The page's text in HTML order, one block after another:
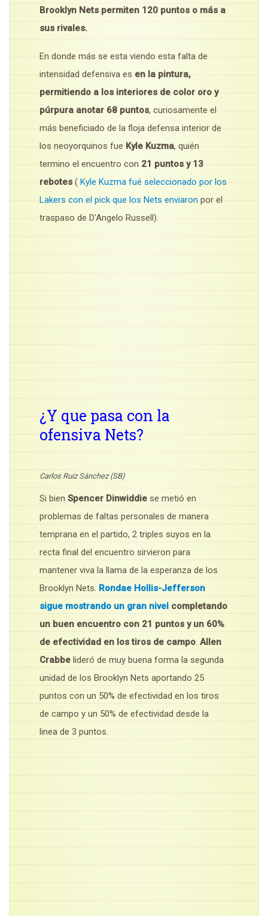
Brooklyn Nets permiten 120 puntos o más a
sus rivales.
En donde más se esta viendo esta falta de
intensidad defensiva es en la pintura,
permitiendo a los interiores de color oro y
púrpura anotar 68 puntos, curiosamente el
más beneficiado de la floja defensa interior de
los neoyorquinos fue Kyle Kuzma, quién
termino el encuentro con 21 puntos y 13
rebotes ( Kyle Kuzma fué seleccionado por los
Lakers con el pick que los Nets enviaron por el
traspaso de D’Angelo Russell).
¿Y que pasa con la
ofensiva Nets?
Carlos Ruiz Sánchez (SB)
Si bien Spencer Dinwiddie se metió en
problemas de faltas personales de manera
temprana en el partido, 2 triples suyos en la
recta final del encuentro sirvieron para
mantener viva la llama de la esperanza de los
Brooklyn Nets. Rondae Hollis-Jefferson
sigue mostrando un gran nivel completando
un buen encuentro con 21 puntos y un 60%
de efectividad en los tiros de campo. Allen
Crabbe lideró de muy buena forma la segunda
unidad de los Brooklyn Nets aportando 25
puntos con un 50% de efectividad en los tiros
de campo y un 50% de efectividad desde la
linea de 3 puntos.